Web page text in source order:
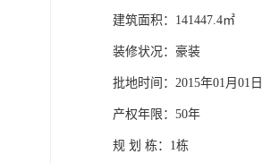
建筑面积：141447.4㎡
装修状况：豪装
批地时间：2015年01月01日
产权年限：50年
规 划 栋：1栋